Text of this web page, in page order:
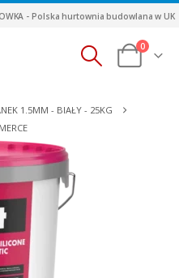
- Polska hurtownia budowlana w UK
0
1.5MM - BIAŁY - 25KG